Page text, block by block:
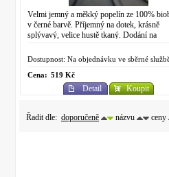
Velmi jemný a měkký popelín ze 100%
v černé barvě. Příjemný na dotek, krásně
splývavý, velice hustě tkaný. Dodání na
Organic....
Dostupnost: Na objednávku ve sběrné
Cena: 519 Kč
Detail Koupit
Řadit dle: doporučeně názvu ceny